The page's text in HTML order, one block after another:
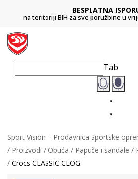
BESPLATNA
na teritoriji BIH za sve poružbine u
Tab
Sport Vision – Prodavnica Sportske
Proizvodi
Obuća Papuče i sandale
Crocs CLASSIC CLOG